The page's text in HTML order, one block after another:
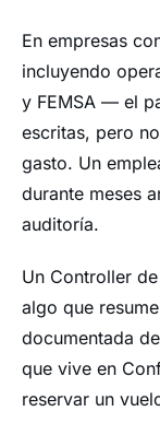
En empresas
incluyendo
y FEMSA — el
escritas, pero
gasto. Un
durante meses
auditoría.
Un Controller
algo que
documentada
que vive en
reservar un